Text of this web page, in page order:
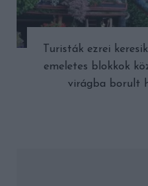
Turisták ezrei
emeletes blokkok
virágba borult